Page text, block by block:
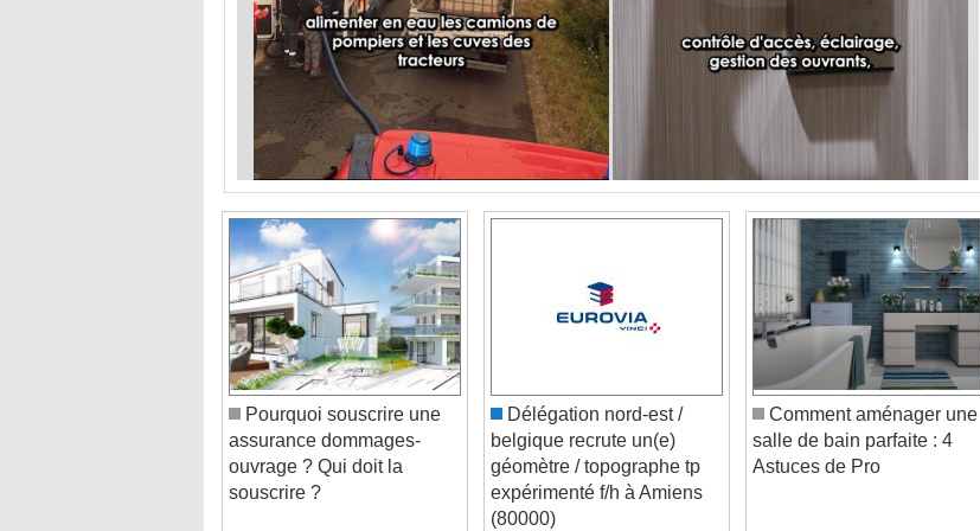
Pourquoi souscrire une
assurance dommages-
ouvrage ? Qui doit la
souscrire ?
belgique recrute un(e)
géomètre / topographe tp
expérimenté f/h à Amiens
(80000)
Comment aménager une
salle de bain parfaite : 4
Astuces de Pro